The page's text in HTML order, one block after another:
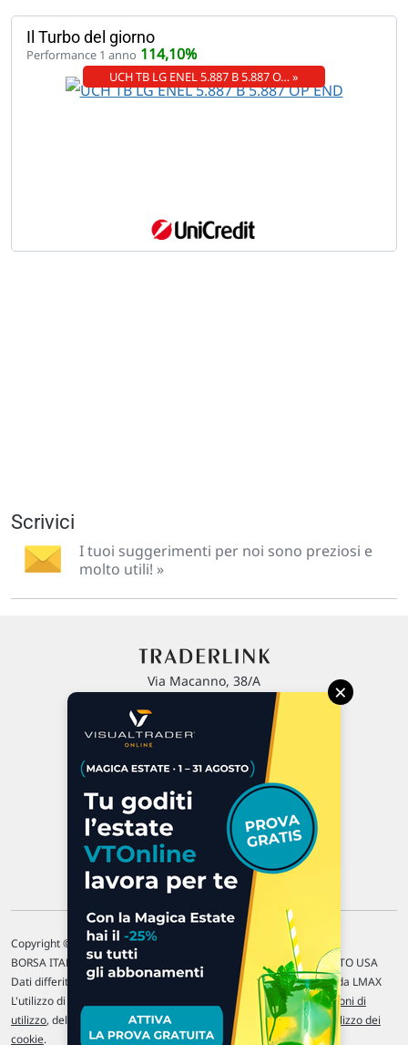
Il Turbo del giorno
Performance 1 anno 114,10%
UCH TB LG ENEL 5.887 B 5.887 O… »
Scrivici
I tuoi suggerimenti per noi sono preziosi e
molto utili! »
Via Macanno, 38/A
P.IVA 02 452 460 401
Chi siamo
Commenti e segnalazioni
Contattaci
Copyright © 1996-2026 Traderlink Italia s.r.l.
BORSA ITALIANA Quotazioni di borsa differite di 15 min. / MERCATO USA
Dati differiti di 15 min. (fonte Intrinio) / FOREX Quotazioni fornite da LMAX
L'utilizzo di questo sito implica l'accettazione delle nostre Condizioni di
utilizzo, del Disclaimer MAR, delle Politiche sulla privacye dell' Utilizzo dei
cookie.
×